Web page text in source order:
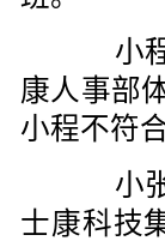
小程
康人事部
小程不符
小张
士康科技